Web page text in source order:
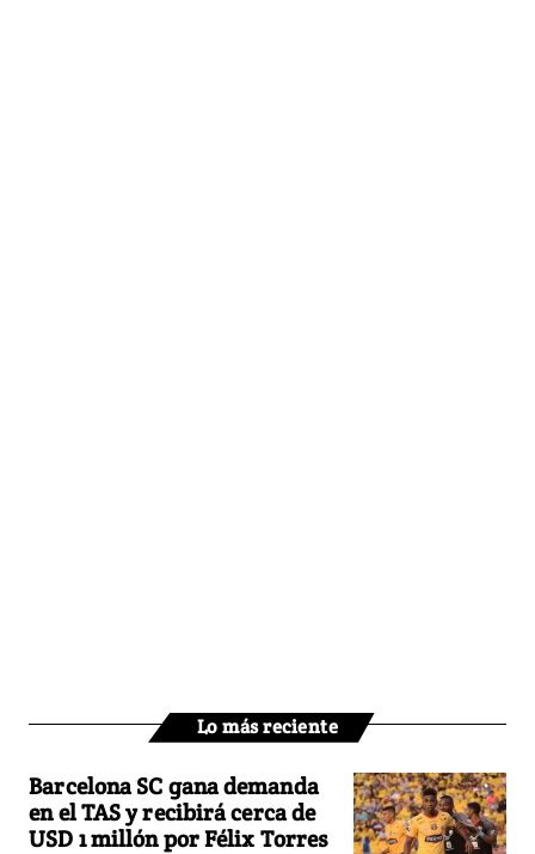
Lo más reciente
Barcelona SC gana demanda
en el TAS y recibirá cerca de
USD 1 millón por Félix Torres